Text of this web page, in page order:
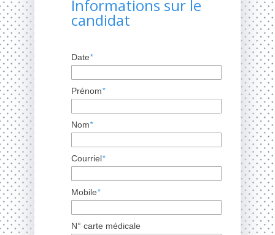
Informations sur le
candidat
Date*
Prénom*
Nom*
Courriel*
Mobile*
N° carte médicale